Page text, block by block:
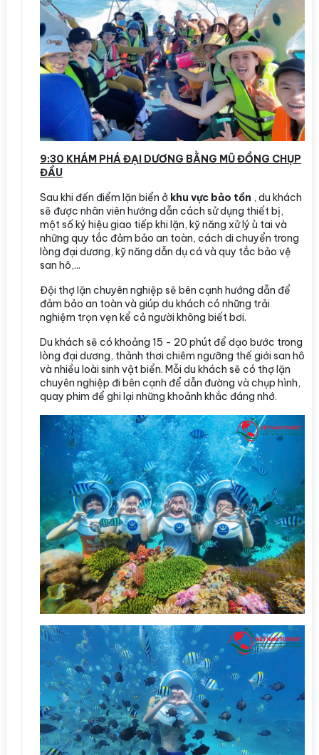
9:30 KHÁM PHÁ ĐẠI DƯƠNG BẰNG MŨ ĐỒNG CHỤP
ĐẦU
Sau khi đến điểm lặn biển ở khu vực bảo tồn , du khách
sẽ được nhân viên hướng dẫn cách sử dụng thiết bị,
một số ký hiệu giao tiếp khi lặn, kỹ năng xử lý ù tai và
những quy tắc đảm bảo an toàn, cách di chuyển trong
lòng đại dương, kỹ năng dẫn dụ cá và quy tắc bảo vệ
san hô,...
Đội thợ lặn chuyên nghiệp sẽ bên cạnh hướng dẫn để
đảm bảo an toàn và giúp du khách có những trải
nghiệm trọn vẹn kể cả người không biết bơi.
Du khách sẽ có khoảng 15 - 20 phút để dạo bước trong
lòng đại dương, thảnh thơi chiêm ngưỡng thế giới san hô
và nhiều loài sinh vật biển. Mỗi du khách sẽ có thợ lặn
chuyên nghiệp đi bên cạnh để dẫn đường và chụp hình,
quay phim để ghi lại những khoảnh khắc đáng nhớ.